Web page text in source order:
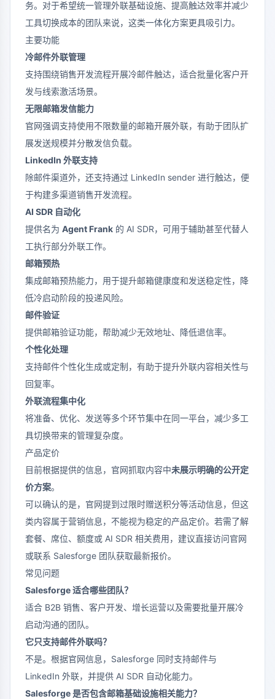
务。对于希望统一管理外联基础设施、提高触达效率并减少
工具切换成本的团队来说，这类一体化方案更具吸引力。
主要功能
冷邮件外联管理
支持围绕销售开发流程开展冷邮件触达，适合批量化客户开
发与线索激活场景。
无限邮箱发信能力
官网强调支持使用不限数量的邮箱开展外联，有助于团队扩
展发送规模并分散发信负载。
LinkedIn 外联支持
除邮件渠道外，还支持通过 LinkedIn sender 进行触达，便
于构建多渠道销售开发流程。
AI SDR 自动化
提供名为 Agent Frank 的 AI SDR，可用于辅助甚至代替人
工执行部分外联工作。
邮箱预热
集成邮箱预热能力，用于提升邮箱健康度和发送稳定性，降
低冷启动阶段的投递风险。
邮件验证
提供邮箱验证功能，帮助减少无效地址、降低退信率。
个性化处理
支持邮件个性化生成或定制，有助于提升外联内容相关性与
回复率。
外联流程集中化
将准备、优化、发送等多个环节集中在同一平台，减少多工
具切换带来的管理复杂度。
产品定价
目前根据提供的信息，官网抓取内容中未展示明确的公开定
价方案。
可以确认的是，官网提到过限时赠送积分等活动信息，但这
类内容属于营销信息，不能视为稳定的产品定价。若需了解
套餐、席位、额度或 AI SDR 相关费用，建议直接访问官网
或联系 Salesforge 团队获取最新报价。
常见问题
Salesforge 适合哪些团队？
适合 B2B 销售、客户开发、增长运营以及需要批量开展冷
启动沟通的团队。
它只支持邮件外联吗？
不是。根据官网信息，Salesforge 同时支持邮件与
LinkedIn 外联，并提供 AI SDR 自动化能力。
Salesforge 是否包含邮箱基础设施相关能力？